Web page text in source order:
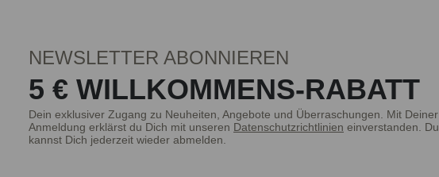
NEWSLETTER ABONNIEREN
5 € WILLKOMMENS-RABATT
Dein exklusiver Zugang zu Neuheiten, Angebote und Überraschungen. Mit Deiner
Anmeldung erklärst du Dich mit unseren Datenschutzrichtlinien einverstanden. Du
kannst Dich jederzeit wieder abmelden.